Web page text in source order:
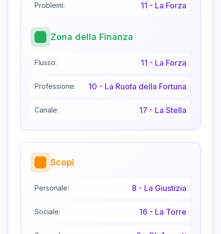
Problemi: 11 - La Forza
Zona della Finanza
Flusso: 11 - La Forza
Professione: 10 - La Ruota della Fortuna
Canale: 17 - La Stella
Scopi
Personale: 8 - La Giustizia
Sociale: 16 - La Torre